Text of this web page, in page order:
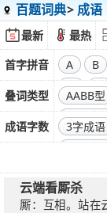
百题词典 成语
最新 最热
首字拼音
A B
M
N
Y
Z
叠词类型 AABB型
ABBA型
ABCC型
成语字数 3字成语
11字成
云端看厮杀
厮：互相。站在